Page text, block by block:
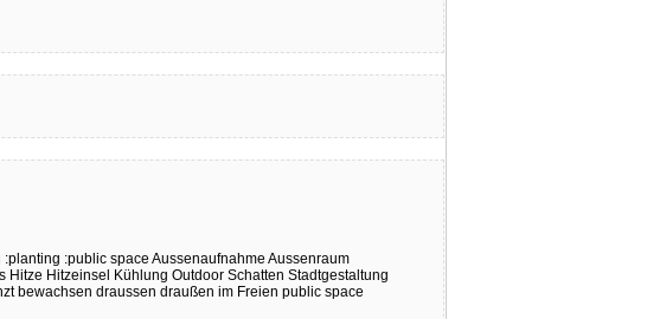
:planting :public space Aussenaufnahme Aussenraum
Hitze Hitzeinsel Kühlung Outdoor Schatten Stadtgestaltung
bewachsen draussen draußen im Freien public space